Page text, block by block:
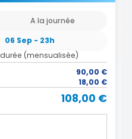
A la journée
06 Sep - 23h
(mensualisée)
90,00 €
18,00 €
108,00 €